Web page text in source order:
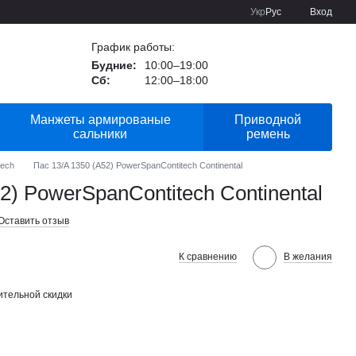
Укр Рус Вход
График работы:
Будние:
10:00–19:00
Сб:
12:00–18:00
Манжеты армированые
сальники
Приводной
ремень
Пас 13/A 1350 (A52) PowerSpanContitech Continental
PowerSpanContitech Continental
отзыв
К сравнению В желания
скидки